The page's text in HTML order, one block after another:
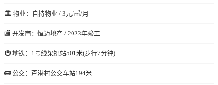
🏛️ 物业：自持物业 / 3元/㎡/月
🏬 开发商：恒迈地产 / 2023年竣工
🚇 地铁：1号线梁祝站501米(步行7分钟)
🚌 公交：芦港村公交车站194米